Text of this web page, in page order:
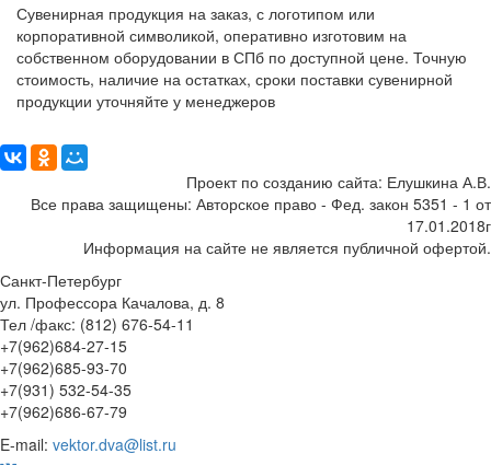
Сувенирная продукция на заказ, с логотипом или
корпоративной символикой, оперативно изготовим на
собственном оборудовании в СПб по доступной цене. Точную
стоимость, наличие на остатках, сроки поставки сувенирной
продукции уточняйте у менеджеров
Проект по созданию сайта: Елушкина А.В.
Все права защищены: Авторское право - Фед. закон 5351 - 1 от
17.01.2018г
Информация на сайте не является публичной офертой.
Санкт-Петербург
ул. Профессора Качалова, д. 8
Тел /факс: (812) 676-54-11
+7(962)684-27-15
+7(962)685-93-70
+7(931) 532-54-35
+7(962)686-67-79
E-mail: vektor.dva@list.ru